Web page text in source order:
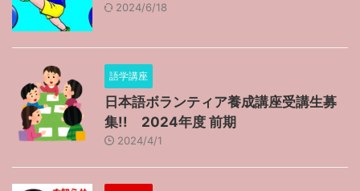
2024/6/18
語学講座
日本語ボランティア養成講座受講生募
集!! 2024年度 前期
2024/4/1